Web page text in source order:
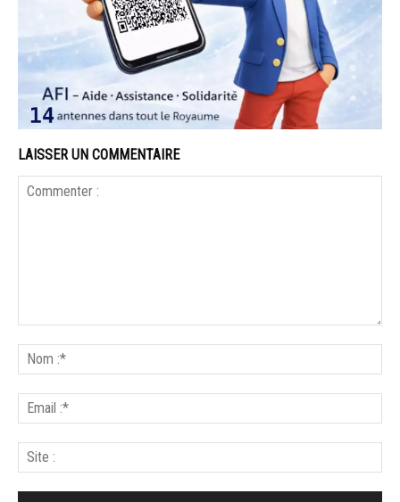
LAISSER UN COMMENTAIRE